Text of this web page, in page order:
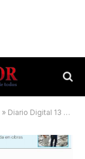
» Diario Digital 13 de junio de 2026